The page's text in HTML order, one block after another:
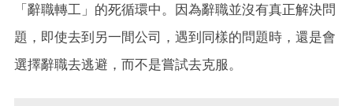
「辭職轉工」的死循環中。因為辭職並沒有真正解決問
題，即使去到另一間公司，遇到同樣的問題時，還是會
選擇辭職去逃避，而不是嘗試去克服。